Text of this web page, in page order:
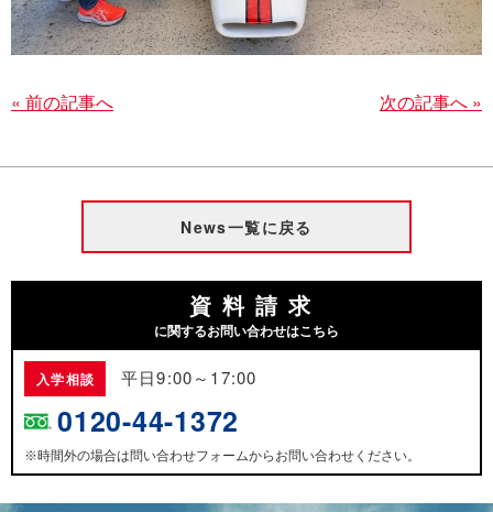
« 前の記事へ 次の記事へ »
News一覧に戻る
資料請求
に関するお問い合わせはこちら
入学相談 平日9:00～17:00
0120-44-1372
※時間外の場合は問い合わせフォームからお問い合わせください。